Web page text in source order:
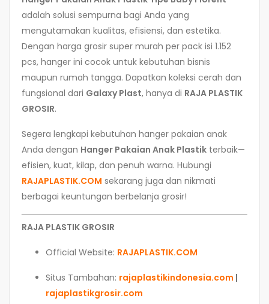
adalah solusi sempurna bagi Anda yang
mengutamakan kualitas, efisiensi, dan estetika.
Dengan harga grosir super murah per pack isi 1.152
pcs, hanger ini cocok untuk kebutuhan bisnis
maupun rumah tangga. Dapatkan koleksi cerah dan
fungsional dari Galaxy Plast, hanya di RAJA PLASTIK
GROSIR.
Segera lengkapi kebutuhan hanger pakaian anak
Anda dengan Hanger Pakaian Anak Plastik terbaik—
efisien, kuat, kilap, dan penuh warna. Hubungi
RAJAPLASTIK.COM sekarang juga dan nikmati
berbagai keuntungan berbelanja grosir!
RAJA PLASTIK GROSIR
Official Website: RAJAPLASTIK.COM
Situs Tambahan: rajaplastikindonesia.com |
rajaplastikgrosir.com